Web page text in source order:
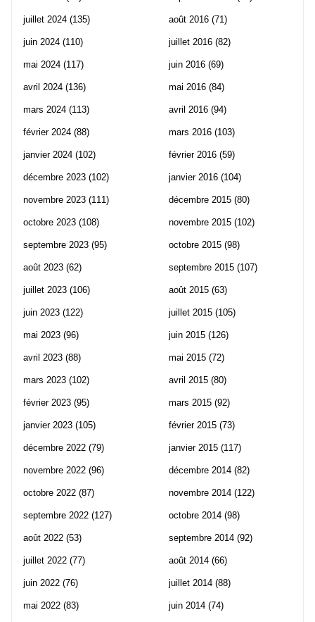
juillet 2024 (135)
juin 2024 (110)
mai 2024 (117)
avril 2024 (136)
mars 2024 (113)
février 2024 (88)
janvier 2024 (102)
décembre 2023 (102)
novembre 2023 (111)
octobre 2023 (108)
septembre 2023 (95)
août 2023 (62)
juillet 2023 (106)
juin 2023 (122)
mai 2023 (96)
avril 2023 (88)
mars 2023 (102)
février 2023 (95)
janvier 2023 (105)
décembre 2022 (79)
novembre 2022 (96)
octobre 2022 (87)
septembre 2022 (127)
août 2022 (53)
juillet 2022 (77)
juin 2022 (76)
mai 2022 (83)
août 2016 (71)
juillet 2016 (82)
juin 2016 (69)
mai 2016 (84)
avril 2016 (94)
mars 2016 (103)
février 2016 (59)
janvier 2016 (104)
décembre 2015 (80)
novembre 2015 (102)
octobre 2015 (98)
septembre 2015 (107)
août 2015 (63)
juillet 2015 (105)
juin 2015 (126)
mai 2015 (72)
avril 2015 (80)
mars 2015 (92)
février 2015 (73)
janvier 2015 (117)
décembre 2014 (82)
novembre 2014 (122)
octobre 2014 (98)
septembre 2014 (92)
août 2014 (66)
juillet 2014 (88)
juin 2014 (74)